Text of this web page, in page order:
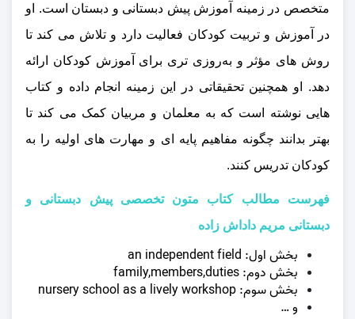
متخصص در زمینه آموزش پیش دبستانی و دبستان است. او
در آموزش و تربیت کودکان فعالیت دارد و تلاش می‌ کند تا
روش‌ های مؤثر و به‌روزی‌ تری برای آموزش کودکان ارائه
دهد. او همچنین تحقیقاتی در این زمینه انجام داده و کتاب‌
هایی نوشته است که به معلمان و مربیان کمک می‌ کند تا
بهتر بدانند چگونه مفاهیم پایه‌ ای و مهارت‌ های اولیه را به
کودکان تدریس کنند.
فهرست مطالب کتاب متون تخصصی پیش دبستانی و
دبستانی مریم داداش زاده
بخش اول: an independent field
بخش دوم: family,members,duties
بخش سوم: nursery school as a lively workshop
و …